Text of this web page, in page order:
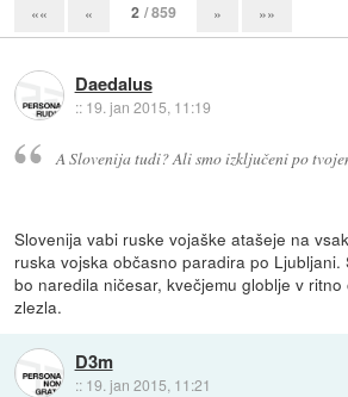
«« « 2 / 859 » »»
Daedalus
:: 19. jan 2015, 11:19
A Slovenija tudi? Ali smo izključeni po
Slovenija vabi ruske vojaške atašeje na
ruska vojska občasno paradira po Ljubljani.
bo naredila ničesar, kvečjemu globlje v
zlezla.
D3m
:: 19. jan 2015, 11:21